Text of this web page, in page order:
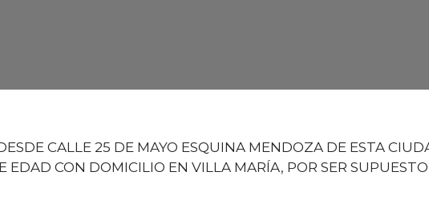
CALLE 25 DE MAYO ESQUINA MENDOZA DE ESTA
CON DOMICILIO EN VILLA MARÍA, POR SER